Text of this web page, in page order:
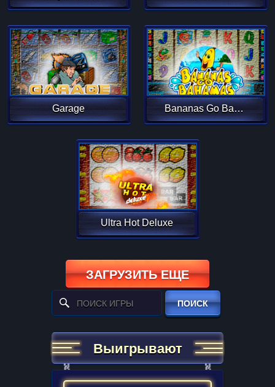
Garage Bananas Go Bahamas
Ultra Hot Deluxe
ЗАГРУЗИТЬ ЕЩЕ
ПОИСК
Выигрывают